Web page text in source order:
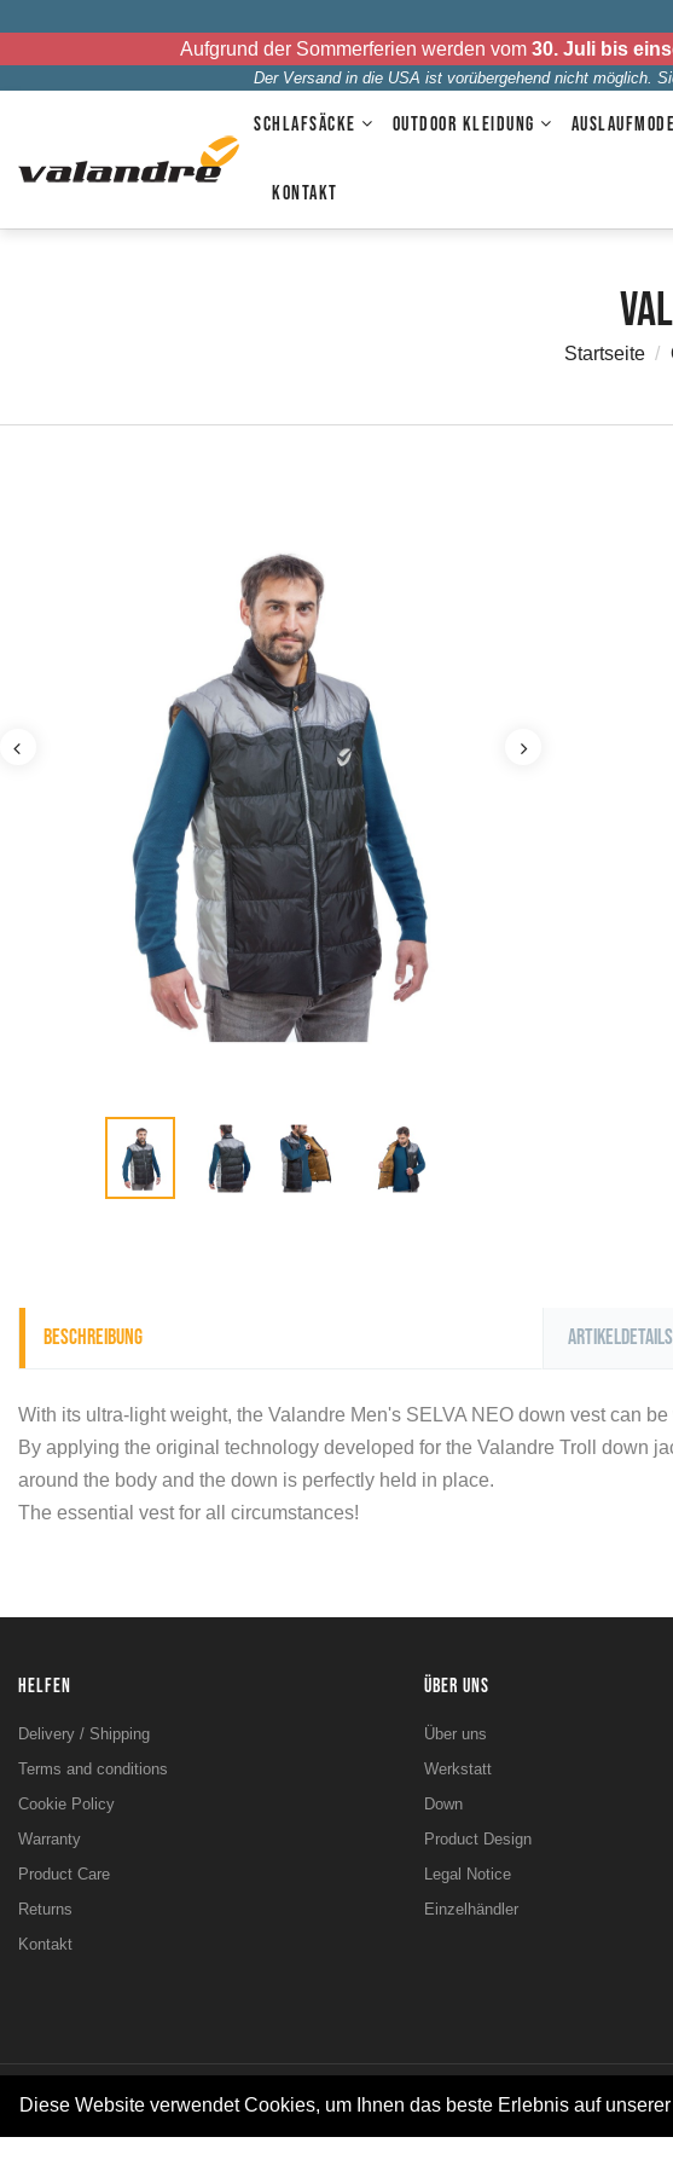
Diese Website verwendet Cookies, um Ihnen das beste Erlebnis auf
Aufgrund der Sommerferien werden vom 30. Juli bis
Der Versand in die USA ist vorübergehend nicht möglich.
SCHLAFSÄCKE OUTDOOR KLEIDUNG
KONTAKT
Startseite
Beschreibung Artikeldetails
With its ultra-light weight, the Valandre Men's SELVA NEO down vest can
By applying the original technology developed for the Valandre Troll down
around the body and the down is perfectly held in place.
The essential vest for all circumstances!
HELFEN
Delivery / Shipping
Terms and conditions
Cookie Policy
Warranty
Product Care
Returns
Kontakt
ÜBER UNS
Über uns
Werkstatt
Down
Product Design
Legal Notice
Einzelhändler
© 2026 - SARL Valandre